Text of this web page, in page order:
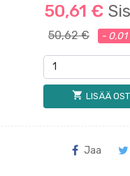
50,61 €
50,62 € - 0,01
shopping_cart LISÄÄ
Jaa